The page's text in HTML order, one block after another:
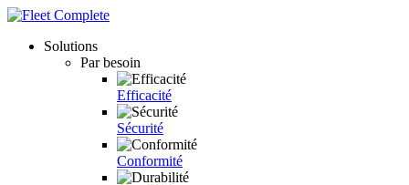
Solutions
Par besoin
Efficacité
Sécurité
Conformité